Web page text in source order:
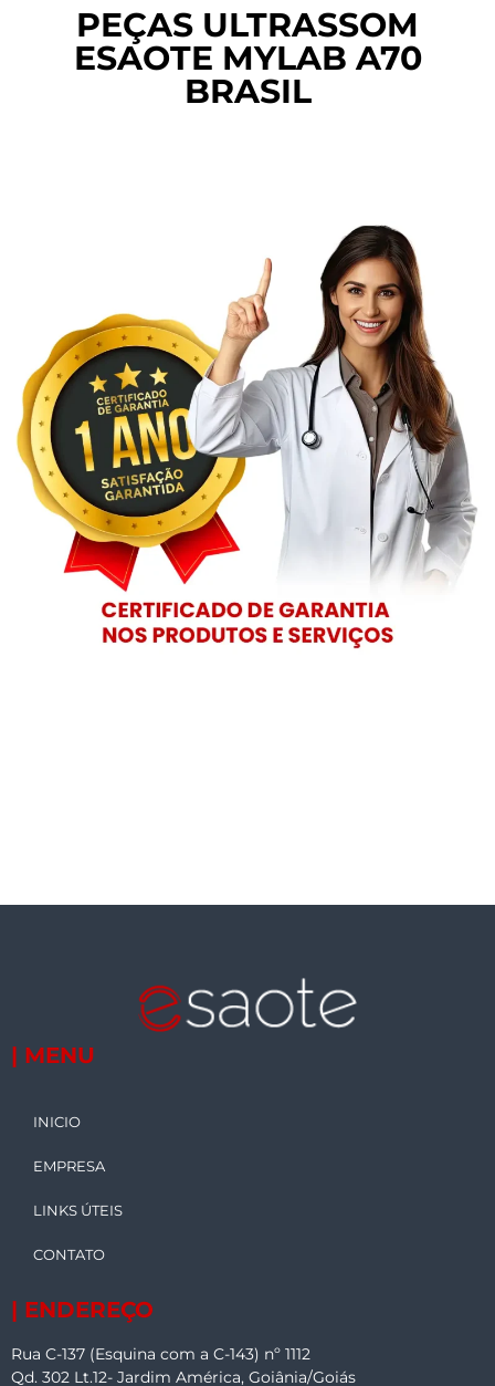
PEÇAS ULTRASSOM
ESAOTE MYLAB A70
BRASIL
| MENU
INICIO
EMPRESA
LINKS ÚTEIS
CONTATO
| ENDEREÇO
Rua C-137 (Esquina com a C-143) nº 1112
Qd. 302 Lt.12- Jardim América, Goiânia/Goiás